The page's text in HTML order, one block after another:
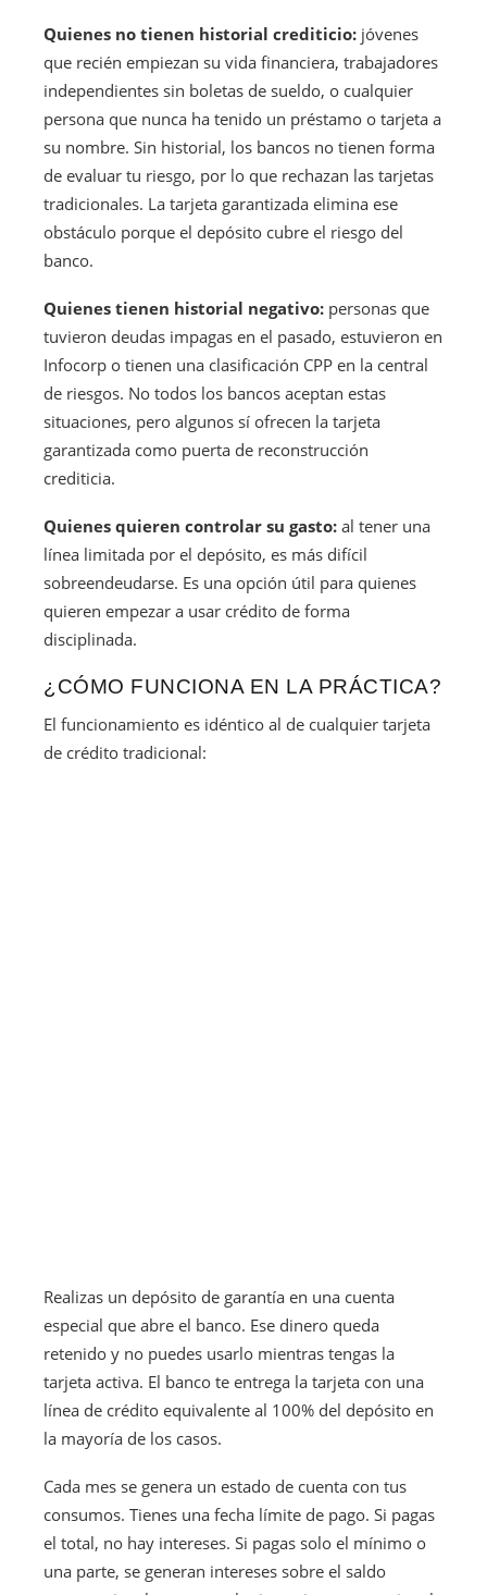
Quienes no tienen historial crediticio: jóvenes
que recién empiezan su vida financiera, trabajadores
independientes sin boletas de sueldo, o cualquier
persona que nunca ha tenido un préstamo o tarjeta a
su nombre. Sin historial, los bancos no tienen forma
de evaluar tu riesgo, por lo que rechazan las tarjetas
tradicionales. La tarjeta garantizada elimina ese
obstáculo porque el depósito cubre el riesgo del
banco.
Quienes tienen historial negativo: personas que
tuvieron deudas impagas en el pasado, estuvieron en
Infocorp o tienen una clasificación CPP en la central
de riesgos. No todos los bancos aceptan estas
situaciones, pero algunos sí ofrecen la tarjeta
garantizada como puerta de reconstrucción
crediticia.
Quienes quieren controlar su gasto: al tener una
línea limitada por el depósito, es más difícil
sobreendeudarse. Es una opción útil para quienes
quieren empezar a usar crédito de forma
disciplinada.
¿CÓMO FUNCIONA EN LA PRÁCTICA?
El funcionamiento es idéntico al de cualquier tarjeta
de crédito tradicional:
Realizas un depósito de garantía en una cuenta
especial que abre el banco. Ese dinero queda
retenido y no puedes usarlo mientras tengas la
tarjeta activa. El banco te entrega la tarjeta con una
línea de crédito equivalente al 100% del depósito en
la mayoría de los casos.
Cada mes se genera un estado de cuenta con tus
consumos. Tienes una fecha límite de pago. Si pagas
el total, no hay intereses. Si pagas solo el mínimo o
una parte, se generan intereses sobre el saldo